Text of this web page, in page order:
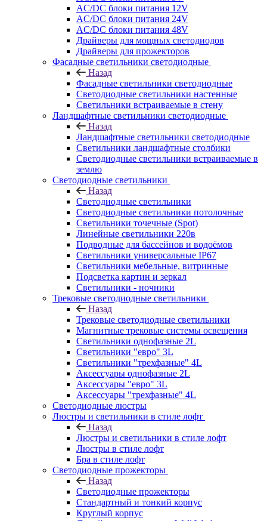
AC/DC блоки питания 12V
AC/DC блоки питания 24V
AC/DC блоки питания 48V
Драйверы для мощных светодиодов
Драйверы для прожекторов
Фасадные светильники светодиодные
Назад
Фасадные светильники светодиодные
Светодиодные светильники настенные
Светильники встраиваемые в стену
Ландшафтные светильники светодиодные
Назад
Ландшафтные светильники светодиодные
Светильники ландшафтные столбики
Светодиодные светильники встраиваемые в
землю
Светодиодные светильники
Назад
Светодиодные светильники
Светодиодные светильники потолочные
Светильники точечные (Spot)
Линейные светильники 220в
Подводные для бассейнов и водоёмов
Светильники универсальные IP67
Светильники мебельные, витринные
Подсветка картин и зеркал
Светильники - ночники
Трековые светодиодные светильники
Назад
Трековые светодиодные светильники
Магнитные трековые системы освещения
Светильники однофазные 2L
Светильники "евро" 3L
Светильники "трехфазные" 4L
Аксессуары однофазные 2L
Аксессуары "евро" 3L
Аксессуары "трехфазные" 4L
Светодиодные люстры
Люстры и светильники в стиле лофт
Назад
Люстры и светильники в стиле лофт
Люстры в стиле лофт
Бра в стиле лофт
Светодиодные прожекторы
Назад
Светодиодные прожекторы
Стандартный и тонкий корпус
Круглый корпус